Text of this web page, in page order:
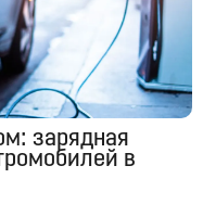
зарядная
в